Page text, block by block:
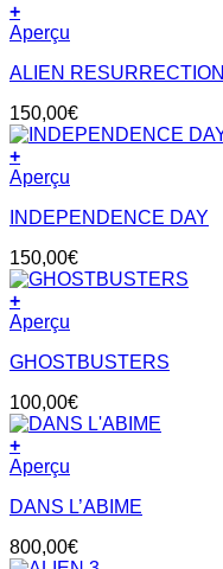
+
Aperçu
ALIEN RESURRECTION
150,00€
+
Aperçu
INDEPENDENCE DAY
150,00€
+
Aperçu
GHOSTBUSTERS
100,00€
+
Aperçu
DANS L’ABIME
800,00€